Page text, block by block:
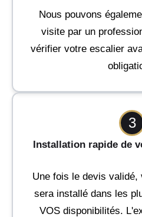
Nous pouvons
visite par un
vérifier votre escalier
3
Installation rapide de
Une fois le devis
sera installé dans les
VOS disponibilités.